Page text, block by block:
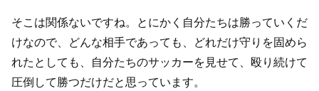
そこは関係ないですね。とにかく自分たちは勝っていくだ
けなので、どんな相手であっても、どれだけ守りを固めら
れたとしても、自分たちのサッカーを見せて、殴り続けて
圧倒して勝つだけだと思っています。